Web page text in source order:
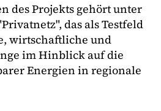
des Projekts gehört unter
das als Testfeld
wirtschaftliche und
im Hinblick auf die
Energien in regionale